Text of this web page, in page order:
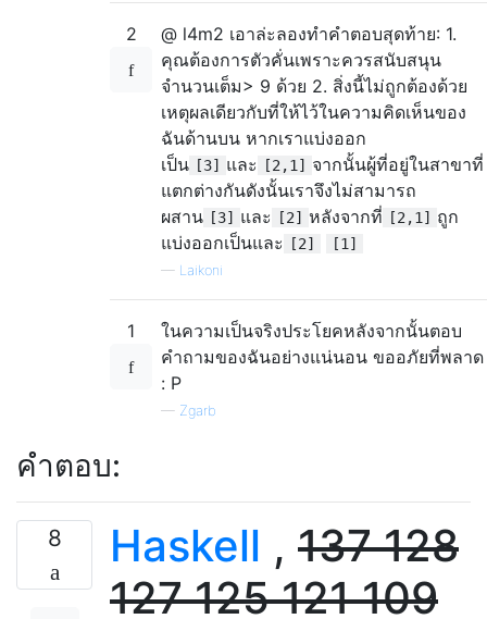
2
@ l4m2 เอาล่ะลองทำคำตอบสุดท้าย: 1.
คุณต้องการตัวคั่นเพราะควรสนับสนุน
จำนวนเต็ม> 9 ด้วย 2. สิ่งนี้ไม่ถูกต้องด้วย
เหตุผลเดียวกับที่ให้ไว้ในความคิดเห็นของ
ฉันด้านบน หากเราแบ่งออก
เป็น [3] และ [2,1]
จากนั้นผู้ที่อยู่ในสาขาที่
แตกต่างกันดังนั้นเราจึงไม่สามารถ
ผสาน [3] และ [2] หลังจากที่ [2,1]
ถูก
แบ่งออกเป็นและ
[2] [1]
— Laikoni
1
ในความเป็นจริงประโยคหลังจากนั้นตอบ
คำถามของฉันอย่างแน่นอน ขออภัยที่พลาด
: P
— Zgarb
คำตอบ:
8 Haskell , 137128
127125121109